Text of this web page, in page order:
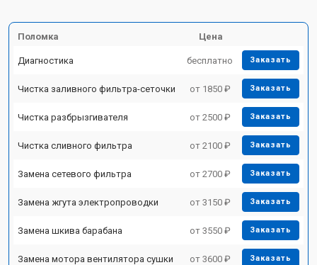
Поломка Цена
Диагностика бесплатно Заказать
Чистка заливного фильтра-сеточки от 1850 ₽ Заказать
Чистка разбрызгивателя от 2500 ₽ Заказать
Чистка сливного фильтра от 2100 ₽ Заказать
Замена сетевого фильтра от 2700 ₽ Заказать
Замена жгута электропроводки от 3150 ₽ Заказать
Замена шкива барабана от 3550 ₽ Заказать
Замена мотора вентилятора сушки от 3600 ₽ Заказать